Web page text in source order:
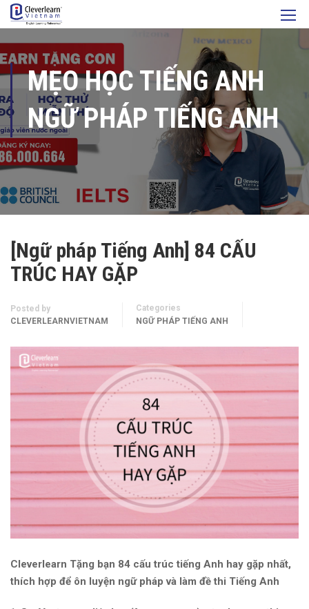
MẸO HỌC TIẾNG ANH
NGỮ PHÁP TIẾNG ANH
[Ngữ pháp Tiếng Anh] 84 CẤU
TRÚC HAY GẶP
Posted by
CLEVERLEARNVIETNAM
Categories
NGỮ PHÁP TIẾNG ANH
Cleverlearn Tặng bạn 84 cấu trúc tiếng Anh hay gặp nhất,
thích hợp để ôn luyện ngữ pháp và làm đề thi Tiếng Anh